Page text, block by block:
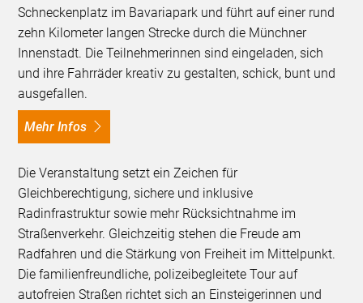
Schneckenplatz im Bavariapark und führt auf einer rund
zehn Kilometer langen Strecke durch die Münchner
Innenstadt. Die Teilnehmerinnen sind eingeladen, sich
und ihre Fahrräder kreativ zu gestalten, schick, bunt und
ausgefallen.
Mehr Infos
Die Veranstaltung setzt ein Zeichen für
Gleichberechtigung, sichere und inklusive
Radinfrastruktur sowie mehr Rücksichtnahme im
Straßenverkehr. Gleichzeitig stehen die Freude am
Radfahren und die Stärkung von Freiheit im Mittelpunkt.
Die familienfreundliche, polizeibegleitete Tour auf
autofreien Straßen richtet sich an Einsteigerinnen und